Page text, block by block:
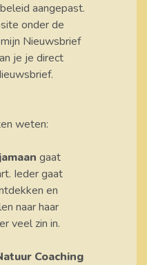
aangepast.
onder de
Nieuwsbrief
je je direct
weten:
gaat
Ieder gaat
en
naar haar
veel zin in.
Coaching